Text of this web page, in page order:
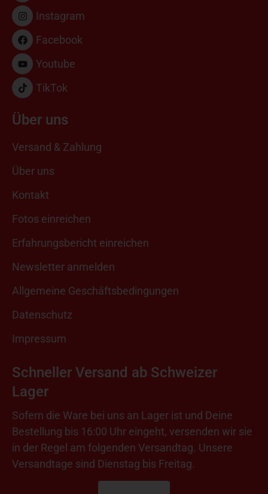
Instagram
Facebook
Youtube
TikTok
Über uns
Versand & Zahlung
Über uns
Kontakt
Fotos einreichen
Erfahrungsbericht einreichen
Newsletter anmelden
Allgemeine Geschäftsbedingungen
Datenschutz
Impressum
Schneller Versand ab Schweizer
Lager
Sofern die Ware bei uns an Lager ist und Deine
Bestellung bis 16:00 Uhr eingeht, versenden wir sie
in der Regel am folgenden Versandtag. Unsere
Versandtage sind Dienstag bis Freitag.